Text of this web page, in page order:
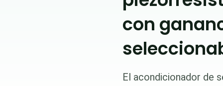
con
El acondicionador de